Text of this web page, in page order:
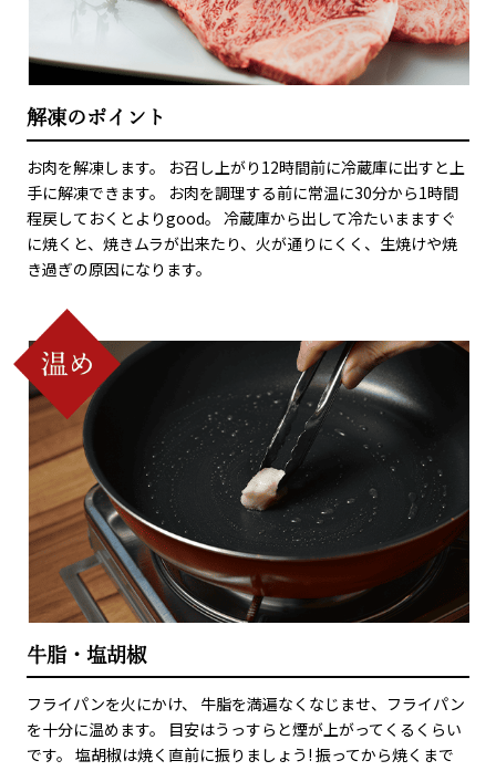
解凍のポイント
お肉を解凍します。 お召し上がり12時間前に冷蔵庫に出すと上
手に解凍できます。 お肉を調理する前に常温に30分から1時間
程戻しておくとよりgood。 冷蔵庫から出して冷たいまますぐ
に焼くと、焼きムラが出来たり、火が通りにくく、生焼けや焼
き過ぎの原因になります。
牛脂・塩胡椒
フライパンを火にかけ、 牛脂を満遍なくなじませ、フライパン
を十分に温めます。 目安はうっすらと煙が上がってくるくらい
です。 塩胡椒は焼く直前に振りましょう! 振ってから焼くまで